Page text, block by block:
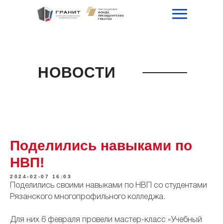
НОВОСТИ
Поделились навыками по
НВП!
2024-02-07 16:03
Поделились своими навыками по НВП со студентами
Рязанского многопрофильного колледжа.
Для них 6 февраля провели мастер-класс «Учебный